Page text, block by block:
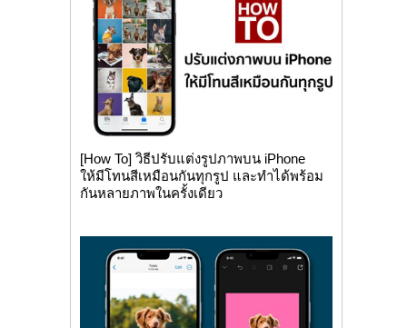
[How To] วิธีปรับแต่งรูปภาพบน iPhone
ให้มีโทนสีเหมือนกันทุกรูป และทำได้พร้อม
กันหลายภาพในครั้งเดียว